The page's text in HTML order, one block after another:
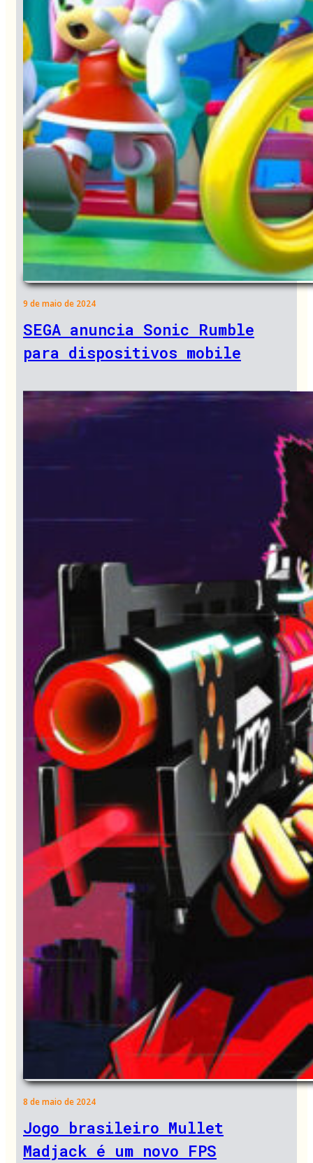
9 de maio de 2024
SEGA anuncia Sonic Rumble
para dispositivos mobile
8 de maio de 2024
Jogo brasileiro Mullet
Madjack é um novo FPS